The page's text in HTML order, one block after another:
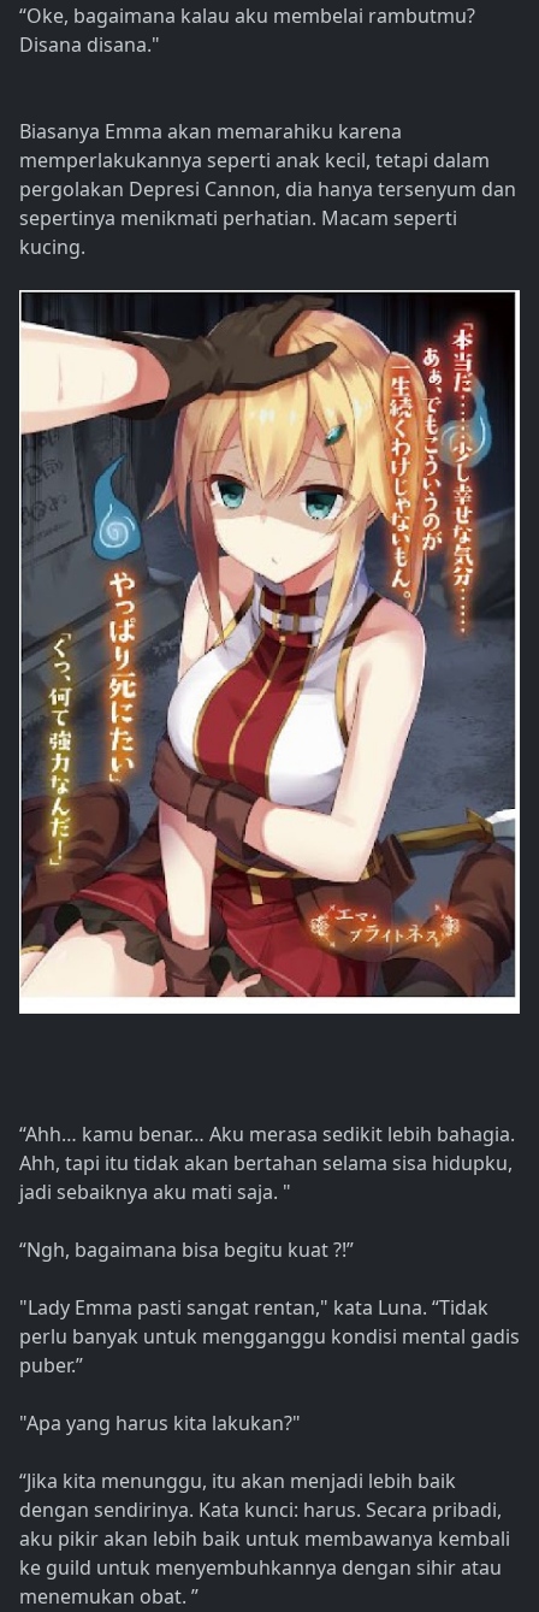
“Oke, bagaimana kalau aku membelai rambutmu?
Disana disana."
Biasanya Emma akan memarahiku karena
memperlakukannya seperti anak kecil, tetapi dalam
pergolakan Depresi Cannon, dia hanya tersenyum dan
sepertinya menikmati perhatian. Macam seperti
kucing.
“Ahh… kamu benar… Aku merasa sedikit lebih bahagia.
Ahh, tapi itu tidak akan bertahan selama sisa hidupku,
jadi sebaiknya aku mati saja. "
“Ngh, bagaimana bisa begitu kuat ?!”
"Lady Emma pasti sangat rentan," kata Luna. “Tidak
perlu banyak untuk mengganggu kondisi mental gadis
puber.”
"Apa yang harus kita lakukan?"
“Jika kita menunggu, itu akan menjadi lebih baik
dengan sendirinya. Kata kunci: harus. Secara pribadi,
aku pikir akan lebih baik untuk membawanya kembali
ke guild untuk menyembuhkannya dengan sihir atau
menemukan obat. ”